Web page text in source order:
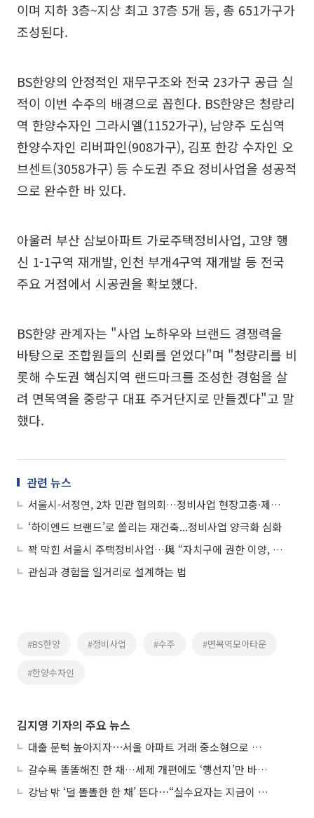
이며 지하 3층~지상 최고 37층 5개 동, 총 651가구가
조성된다.
BS한양의 안정적인 재무구조와 전국 23가구 공급 실
적이 이번 수주의 배경으로 꼽힌다. BS한양은 청량리
역 한양수자인 그라시엘(1152가구), 남양주 도심역
한양수자인 리버파인(908가구), 김포 한강 수자인 오
브센트(3058가구) 등 수도권 주요 정비사업을 성공적
으로 완수한 바 있다.
아울러 부산 삼보아파트 가로주택정비사업, 고양 행
신 1-1구역 재개발, 인천 부개4구역 재개발 등 전국
주요 거점에서 시공권을 확보했다.
BS한양 관계자는 "사업 노하우와 브랜드 경쟁력을
바탕으로 조합원들의 신뢰를 얻었다"며 "청량리를 비
롯해 수도권 핵심지역 랜드마크를 조성한 경험을 살
려 면목역을 중랑구 대표 주거단지로 만들겠다"고 말
했다.
관련 뉴스
서울시-서정연, 2차 민관 협의회…정비사업 현장고충·제도개선 논의
‘하이엔드 브랜드’로 쏠리는 재건축...정비사업 양극화 심화
꽉 막힌 서울시 주택정비사업…與 “자치구에 권한 이양, 병목현상 해소해야”
관심과 경험을 일거리로 설계하는 법
#BS한양 #정비사업 #수주 #면목역모아타운
#한양수자인
김지영 기자의 주요 뉴스
대출 문턱 높아지자⋯서울 아파트 거래 중소형으로 쏠렸다
갈수록 똘똘해진 한 채…세제 개편에도 ‘행선지’만 바뀐다
강남 밖 ‘덜 똘똘한 한 채’ 뜬다⋯“실수요자는 지금이 기회”